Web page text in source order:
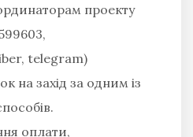
проекту
telegram)
на захід за одним із
оплати,